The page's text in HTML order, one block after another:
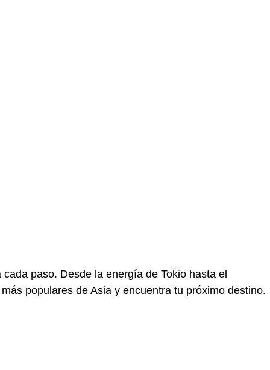
paso. Desde la energía de Tokio hasta el
populares de Asia y encuentra tu próximo destino.